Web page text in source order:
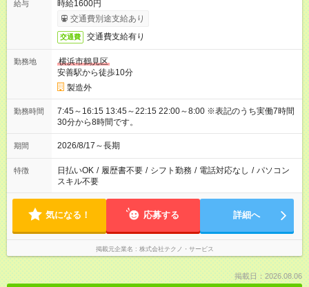
給与
時給1600円
交通費別途支給あり
交通費 交通費支給有り
勤務地
横浜市鶴見区
安善駅から徒歩10分
製造外
勤務時間
7:45～16:15 13:45～22:15 22:00～8:00 ※表記のうち実働7時間
30分から8時間です。
期間 2026/8/17～長期
特徴 日払いOK / 履歴書不要 / シフト勤務 / 電話対応なし / パソコン
スキル不要
気になる！ 応募する 詳細へ
掲載元企業名 株式会社テクノ・サービス
掲載日：2026.08.06